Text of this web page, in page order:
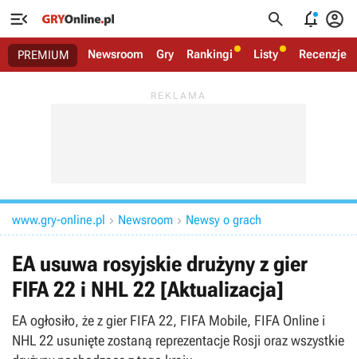
   
PREMIUM Newsroom Gry Rankingi Listy Recenzje
www.gry-online.pl  Newsroom  Newsy o grach
EA usuwa rosyjskie drużyny z gier
FIFA 22 i NHL 22 [Aktualizacja]
EA ogłosiło, że z gier FIFA 22, FIFA Mobile, FIFA Online i
NHL 22 usunięte zostaną reprezentacje Rosji oraz wszystkie